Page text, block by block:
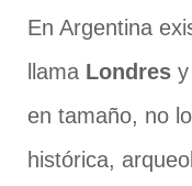
En Argentina
llama Londres
en tamaño, no
histórica,